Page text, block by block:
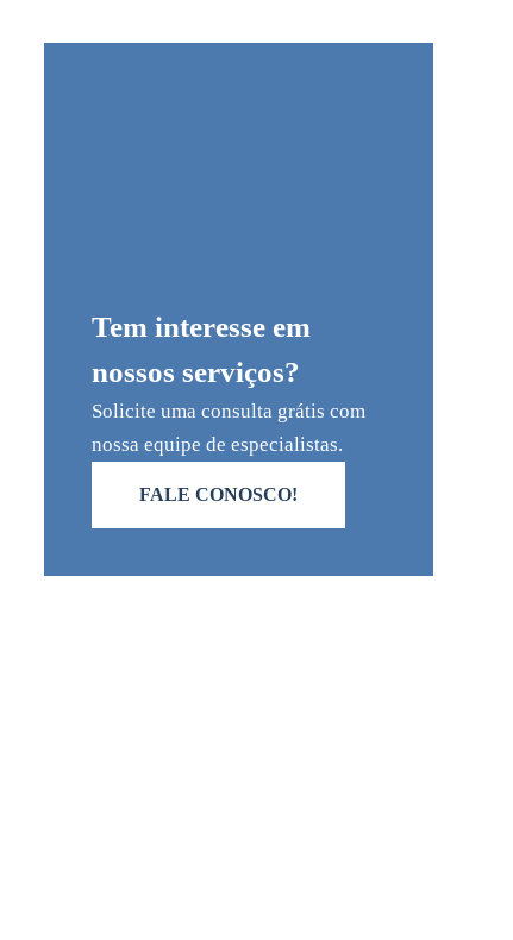
Tem interesse em
nossos serviços?
Solicite uma consulta grátis com
nossa equipe de especialistas.
FALE CONOSCO!